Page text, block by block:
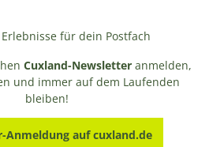
für dein Postfach
Cuxland-Newsletter anmelden,
und immer auf dem Laufenden
bleiben!
Anmeldung auf cuxland.de